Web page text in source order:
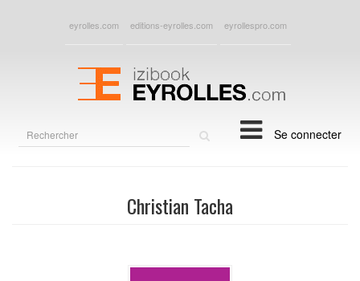
eyrolles.com editions-eyrolles.com eyrollespro.com
Se connecter
Christian Tacha